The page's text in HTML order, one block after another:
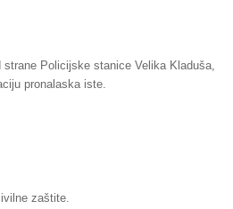
Policijske stanice Velika Kladuša,
pronalaska iste.
zaštite.